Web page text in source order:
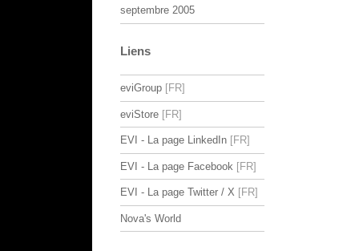
septembre 2005
Liens
eviGroup
eviStore
EVI - La page LinkedIn
EVI - La page Facebook
EVI - La page Twitter / X
Nova's World